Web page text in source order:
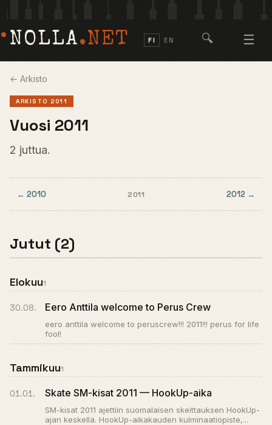
NOLLA.NET FI EN 🔍 ☰
← Arkisto
ARKISTO 2011
Vuosi 2011
2 juttua.
← 2010 2011 2012 →
Jutut (2)
Elokuu1
30.08. Eero Anttila welcome to Perus Crew
eero anttila welcome to peruscrew!!! 2011!!! perus for life
fool!
Tammikuu1
01.01. Skate SM-kisat 2011 — HookUp-aika
SM-kisat 2011 ajettiin suomalaisen skeittauksen HookUp-
ajan keskellä. HookUp-aikakauden kulminaatiopiste,...